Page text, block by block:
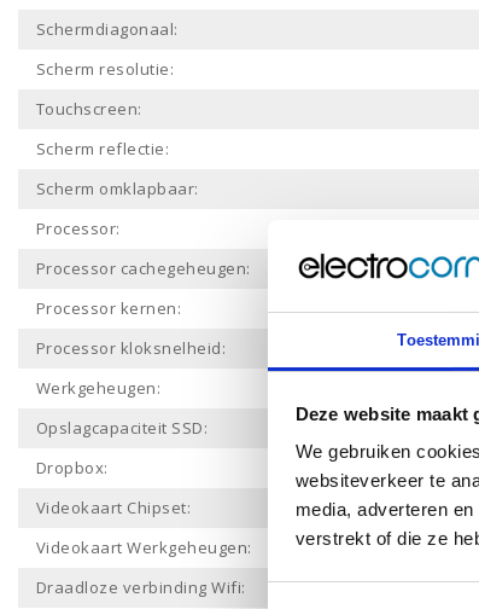
Deze website maakt
We gebruiken
websiteverkeer te
media, adverteren
verstrekt of die ze
Schermdiagonaal:
Scherm resolutie:
Touchscreen:
Scherm reflectie:
Scherm omklapbaar:
Processor:
Processor cachegeheugen:
Processor kernen:
Processor kloksnelheid:
Werkgeheugen:
Opslagcapaciteit SSD:
Dropbox:
Videokaart Chipset:
Videokaart Werkgeheugen:
Draadloze verbinding Wifi: